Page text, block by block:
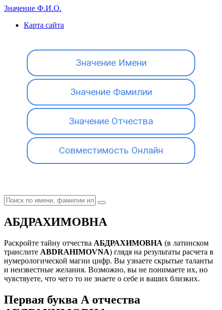
Значение Ф.И.О.
Карта сайта
Значение Имени
Значение Фамилии
Значение Отчества
Совместимость Онлайн
АБДРАХИМОВНА
Раскройте тайну отчества АБДРАХИМОВНА (в латинском
транслите ABDRAHIMOVNA) глядя на результаты расчета в
нумерологической магии цифр. Вы узнаете скрытые таланты
и неизвестные желания. Возможно, вы не понимаете их, но
чувствуете, что чего то не знаете о себе и ваших близких.
Первая буква А отчества